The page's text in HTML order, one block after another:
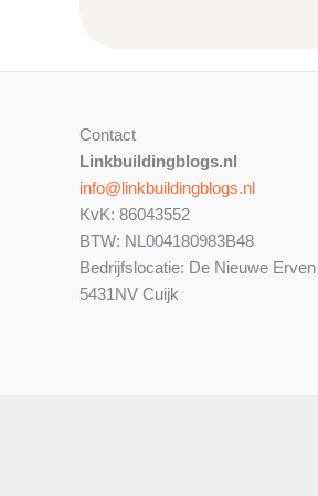
Contact
Linkbuildingblogs.nl
info@linkbuildingblogs.nl
KvK: 86043552
BTW: NL004180983B48
Bedrijfslocatie: De Nieuwe
5431NV Cuijk